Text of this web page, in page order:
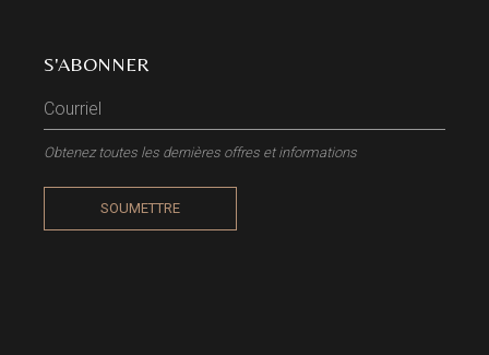
S'ABONNER
Obtenez toutes les dernières offres et informations
SOUMETTRE